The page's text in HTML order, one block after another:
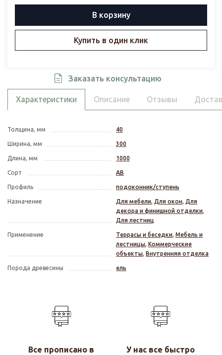
В корзину
Купить в один клик
Заказать консультацию
Характеристики Описание Отзывы
Толщина, мм 40
Ширина, мм 300
Длина, мм 1000
Сорт АВ
Профиль подоконник/ступень
Назначение Для мебели, Для окон, Для
декора и финишной отделки,
Для лестниц
Применение Террасы и беседки, Мебель и
лестницы, Коммерческие
объекты, Внутренняя отделка
Порода древесины ель
Все прописано в У нас все быстро